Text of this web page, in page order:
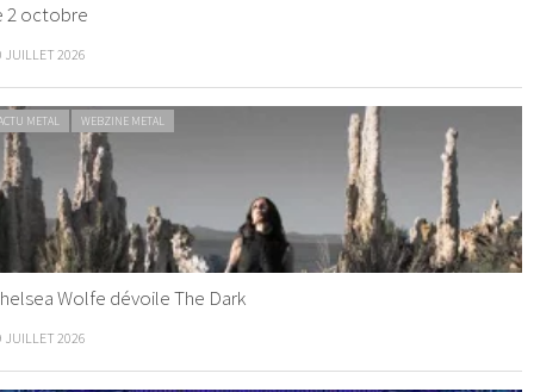
2 octobre
JUILLET 2026
METAL WEBZINE METAL
Wolfe dévoile The Dark
JUILLET 2026